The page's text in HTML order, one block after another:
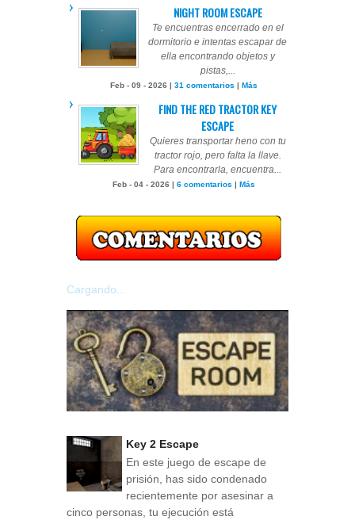
NIGHT ROOM ESCAPE
Te encuentras encerrado en el
dormitorio e intentas escapar de
ella encontrando objetos y
pistas,...
Feb - 09 - 2026 | 31 comentarios | Más
FIND THE RED TRACTOR KEY
ESCAPE
Quieres transportar heno con tu
tractor rojo, pero falta la llave.
Para encontrarla, encuentra...
Feb - 04 - 2026 | 6 comentarios | Más
Cargando...
Key 2 Escape
En este juego de escape de
prisión, has sido condenado
recientemente por asesinar a
cinco personas, tu ejecución está